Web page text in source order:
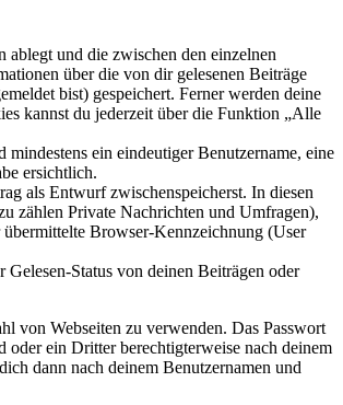
und die zwischen den einzelnen
über die von dir gelesenen Beiträge
bist) gespeichert. Ferner werden deine
kannst du jederzeit über die Funktion „Alle
ein eindeutiger Benutzername, eine
ersichtlich.
als Entwurf zwischenspeicherst. In diesen
zählen Private Nachrichten und Umfragen),
Browser-Kennzeichnung (User
Status von deinen Beiträgen oder
von Webseiten zu verwenden. Das Passwort
ein Dritter berechtigterweise nach deinem
dann nach deinem Benutzernamen und